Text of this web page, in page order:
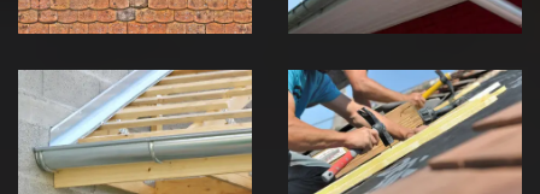
Pose de
Chéneau 39
Jura
Réparation de
toiture 39
Jura